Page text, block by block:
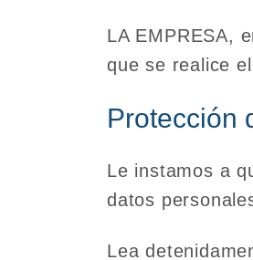
LA EMPRESA,
que se realice
Protección
Le instamos a
datos
Lea